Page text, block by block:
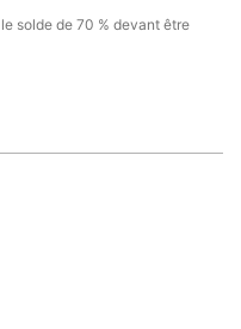
solde de 70 % devant être